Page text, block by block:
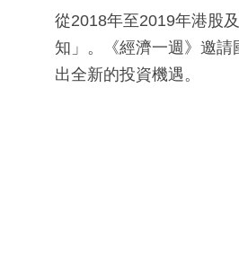
從2018年至2019年港股
知」。《經濟一週》邀
出全新的投資機遇。